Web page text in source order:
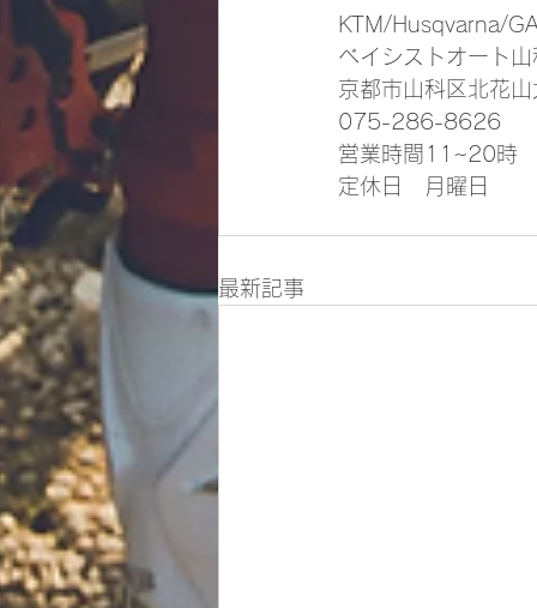
KTM/Husqvarna/
ベイシストオート山
京都市山科区北花
075-286-8626
営業時間11~20時
定休日　月曜日
最新記事